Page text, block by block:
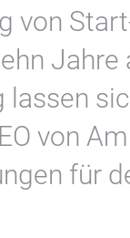
von
lassen
von
für